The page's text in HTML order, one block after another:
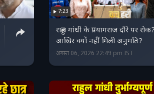
7:23
राहुल गांधी के प्रयागराज दौरे पर
आखिर क्यों नहीं मिली अनुमति?
अगस्त 06, 2026 22:49 pm IST